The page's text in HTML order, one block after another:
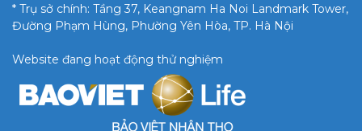
* Trụ sở chính: Tầng 37, Keangnam Ha Noi Landmark Tower,
Đường Phạm Hùng, Phường Yên Hòa, TP. Hà Nội
Website đang hoạt động thử nghiệm